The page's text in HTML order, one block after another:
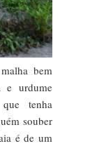
bem
e urdume
tenha
souber
é de um